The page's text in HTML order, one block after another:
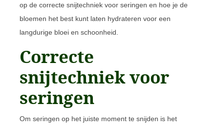
op de correcte snijtechniek voor seringen en hoe je de
bloemen het best kunt laten hydrateren voor een
langdurige bloei en schoonheid.
Correcte
snijtechniek voor
seringen
Om seringen op het juiste moment te snijden is het